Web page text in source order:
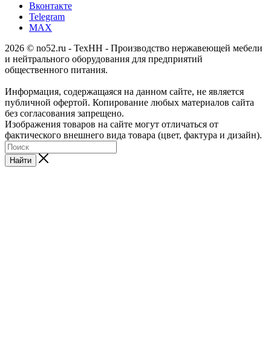
Вконтакте
Telegram
MAX
2026 © no52.ru - ТехНН - Производство нержавеющей мебели
и нейтрального оборудования для предприятий
общественного питания.
Информация, содержащаяся на данном сайте, не является
публичной офертой. Копирование любых материалов сайта
без согласования запрещено.
Изображения товаров на сайте могут отличаться от
фактического внешнего вида товара (цвет, фактура и дизайн).
Найти